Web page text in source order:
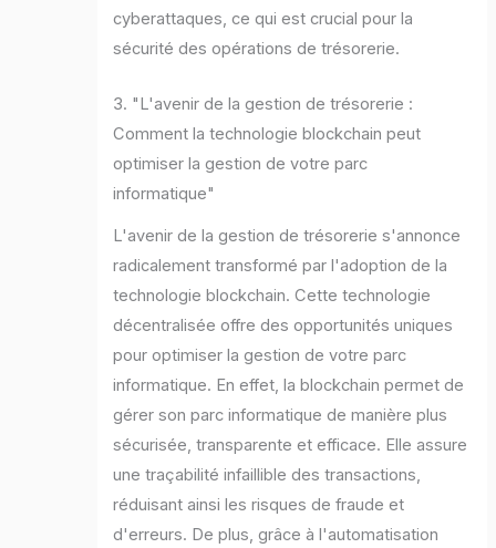
cyberattaques, ce qui est crucial pour la
sécurité des opérations de trésorerie.
3. "L'avenir de la gestion de trésorerie :
Comment la technologie blockchain peut
optimiser la gestion de votre parc
informatique"
L'avenir de la gestion de trésorerie s'annonce
radicalement transformé par l'adoption de la
technologie blockchain. Cette technologie
décentralisée offre des opportunités uniques
pour optimiser la gestion de votre parc
informatique. En effet, la blockchain permet de
gérer son parc informatique de manière plus
sécurisée, transparente et efficace. Elle assure
une traçabilité infaillible des transactions,
réduisant ainsi les risques de fraude et
d'erreurs. De plus, grâce à l'automatisation